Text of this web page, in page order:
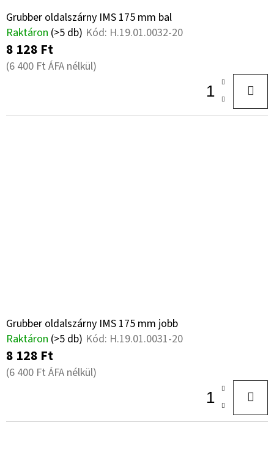
Grubber oldalszárny IMS 175 mm bal
Raktáron (>5 db) Kód: H.19.01.0032-20
8 128 Ft
(6 400 Ft ÁFA nélkül)
Grubber oldalszárny IMS 175 mm jobb
Raktáron (>5 db) Kód: H.19.01.0031-20
8 128 Ft
(6 400 Ft ÁFA nélkül)